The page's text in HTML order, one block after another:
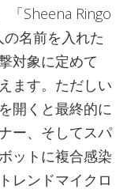
「Sheena Ringo
名前を入れた
対象に定めて
ます。ただしい
開くと最終的に
ー、そしてスパ
ットに複合感染
レンドマイクロ